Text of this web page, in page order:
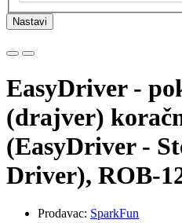
Nastavi
EasyDriver -
(drajver)
(EasyDriver -
Driver), ROB-
Prodavac: SparkFun